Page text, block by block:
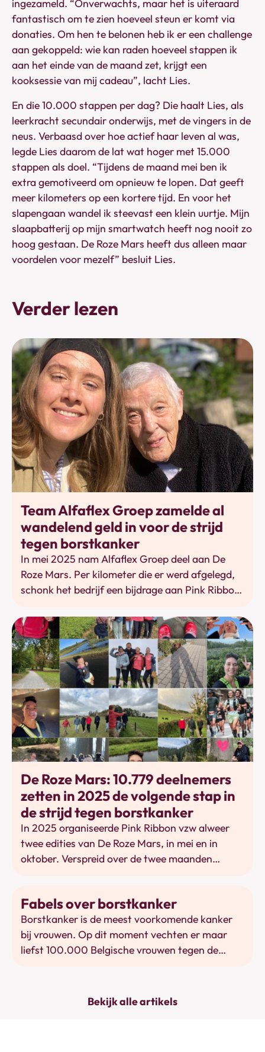
ingezameld. “Onverwachts, maar het is uiteraard
fantastisch om te zien hoeveel steun er komt via
donaties. Om hen te belonen heb ik er een challenge
aan gekoppeld: wie kan raden hoeveel stappen ik
aan het einde van de maand zet, krijgt een
kooksessie van mij cadeau”, lacht Lies.
En die 10.000 stappen per dag? Die haalt Lies, als
leerkracht secundair onderwijs, met de vingers in de
neus. Verbaasd over hoe actief haar leven al was,
legde Lies daarom de lat wat hoger met 15.000
stappen als doel. “Tijdens de maand mei ben ik
extra gemotiveerd om opnieuw te lopen. Dat geeft
meer kilometers op een kortere tijd. En voor het
slapengaan wandel ik steevast een klein uurtje. Mijn
slaapbatterij op mijn smartwatch heeft nog nooit zo
hoog gestaan. De Roze Mars heeft dus alleen maar
voordelen voor mezelf” besluit Lies.
Verder lezen
Bekijk alle artikels
Team Alfaflex Groep zamelde al
wandelend geld in voor de strijd
tegen borstkanker
In mei 2025 nam Alfaflex Groep deel aan De
Roze Mars. Per kilometer die er werd afgelegd,
schonk het bedrijf een bijdrage aan Pink Ribbon.
ingezameld.
De Roze Mars: 10.779 deelnemers
zetten in 2025 de volgende stap in
de strijd tegen borstkanker
In 2025 organiseerde Pink Ribbon vzw alweer
twee edities van De Roze Mars, in mei en in
oktober. Verspreid over de twee maanden
strijd tegen borstkanker.
Fabels over borstkanker
Borstkanker is de meest voorkomende kanker
bij vrouwen. Op dit moment vechten er maar
liefst 100.000 Belgische vrouwen tegen de
waardoor het ontstaan van misverstanden